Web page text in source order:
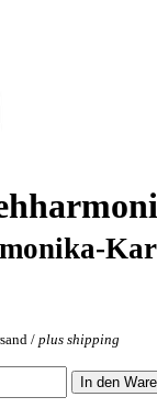
/ plus shipping